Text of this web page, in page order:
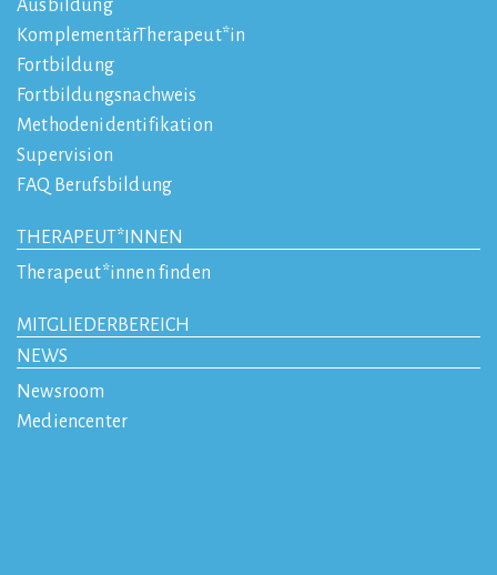
Ausbildung
KomplementärTherapeut*in
Fortbildung
Fortbildungsnachweis
Methodenidentifikation
Supervision
FAQ Berufsbildung
THERAPEUT*INNEN
Therapeut*innen finden
MITGLIEDERBEREICH
NEWS
Newsroom
Mediencenter